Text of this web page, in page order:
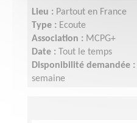
Lieu : Partout en France
Type : Ecoute
Association : MCPG+
Date :
Tout le temps
Disponibilité demandée :
semaine